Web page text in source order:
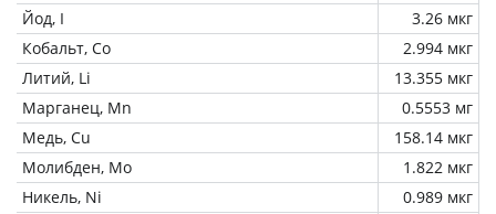
Йод, I
3.26 мкг
Кобальт, Co
2.994 мкг
Литий, Li
13.355 мкг
Марганец, Mn
0.5553 мг
Медь, Cu
158.14 мкг
Молибден, Mo
1.822 мкг
Никель, Ni
0.989 мкг